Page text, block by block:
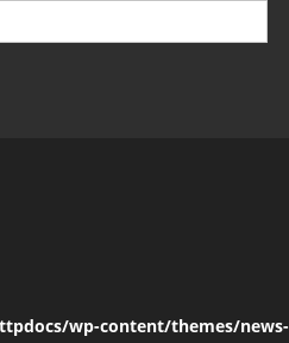
wp-content/themes/news-